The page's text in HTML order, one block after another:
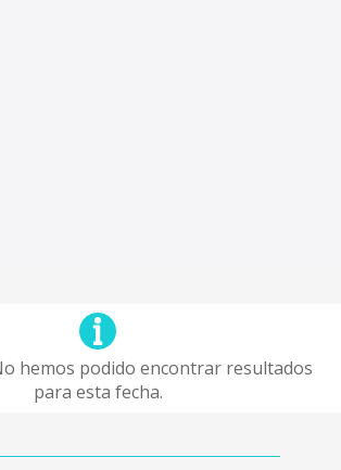
hemos podido encontrar resultados
para esta fecha.